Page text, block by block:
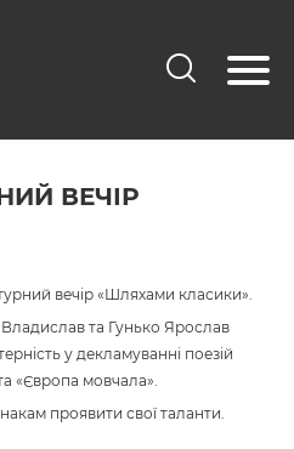
ВЕЧІР
вечір «Шляхами класики».
Владислав та Гунько Ярослав
у декламуванні поезій
«Європа мовчала».
проявити свої таланти.